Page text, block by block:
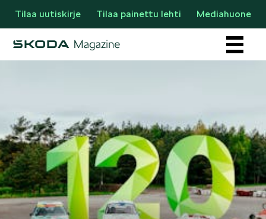
Tilaa uutiskirje Tilaa painettu lehti Mediahuone
Osastot
AJANKOHTAISTA & UUTTA